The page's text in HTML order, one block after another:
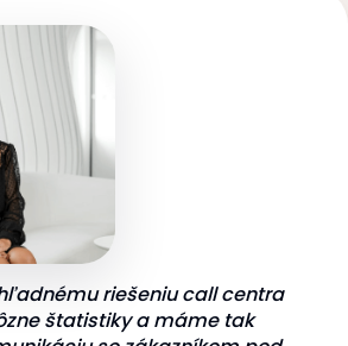
riešeniu call centra
štatistiky a máme tak